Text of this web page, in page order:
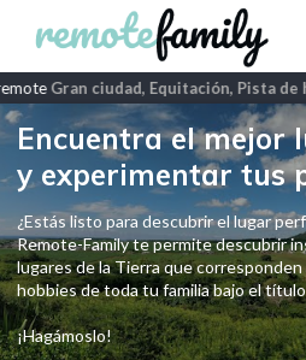
Gran ciudad, Equitación, Pista de
Encuentra el mejor
y experimentar tus
¿Estás listo para descubrir el lugar
Remote-Family te permite descubrir
lugares de la Tierra que
hobbies de toda tu familia bajo el título
¡Hagámoslo!